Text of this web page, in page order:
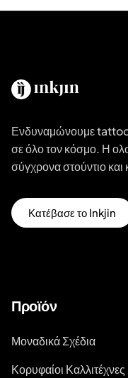
Ενδυναμώνουμε tattoo
σε όλο τον κόσμο. Η
σύγχρονα στούντιο και
Κατέβασε το Inkjin
Προϊόν
Μοναδικά Σχέδια
Κορυφαίοι Καλλιτέχνες